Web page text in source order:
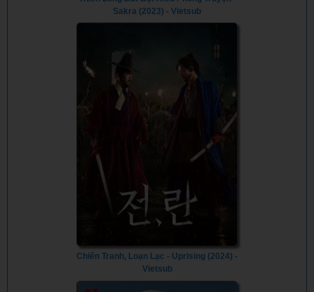
Sakra (2023) - Vietsub
Chiến Tranh, Loạn Lạc - Uprising (2024) -
Vietsub